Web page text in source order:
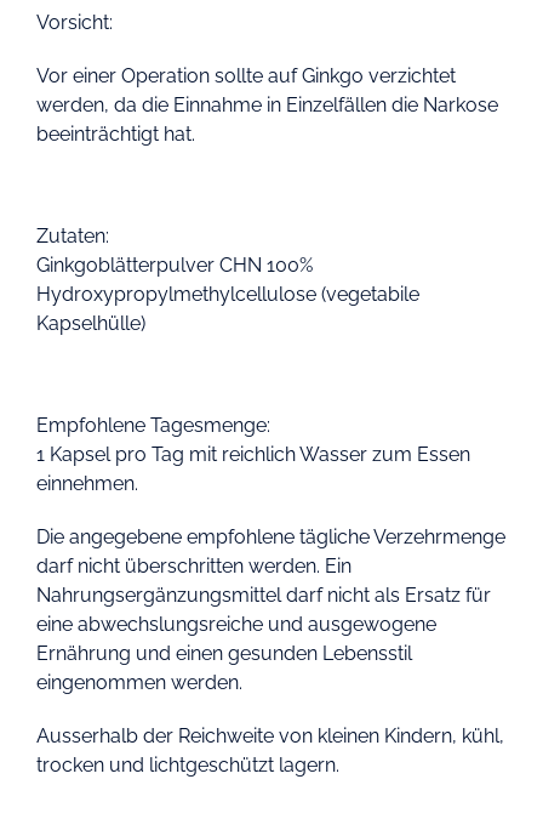
Vorsicht:
Vor einer Operation sollte auf Ginkgo verzichtet
werden, da die Einnahme in Einzelfällen die Narkose
beeinträchtigt hat.
Zutaten:
Ginkgoblätterpulver CHN 100%
Hydroxypropylmethylcellulose (vegetabile
Kapselhülle)
Empfohlene Tagesmenge:
1 Kapsel pro Tag mit reichlich Wasser zum Essen
einnehmen.
Die angegebene empfohlene tägliche Verzehrmenge
darf nicht überschritten werden. Ein
Nahrungsergänzungsmittel darf nicht als Ersatz für
eine abwechslungsreiche und ausgewogene
Ernährung und einen gesunden Lebensstil
eingenommen werden.
Ausserhalb der Reichweite von kleinen Kindern, kühl,
trocken und lichtgeschützt lagern.